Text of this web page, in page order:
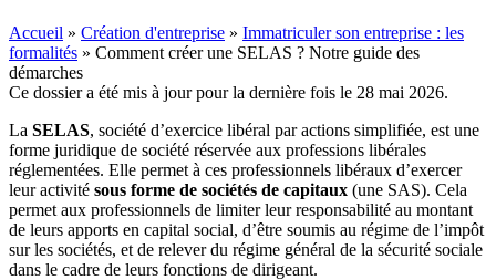
Accueil » Création d'entreprise » Immatriculer son entreprise : les
formalités » Comment créer une SELAS ? Notre guide des
démarches
Ce dossier a été mis à jour pour la dernière fois le 28 mai 2026.
La SELAS, société d’exercice libéral par actions simplifiée, est une
forme juridique de société réservée aux professions libérales
réglementées. Elle permet à ces professionnels libéraux d’exercer
leur activité sous forme de sociétés de capitaux (une SAS). Cela
permet aux professionnels de limiter leur responsabilité au montant
de leurs apports en capital social, d’être soumis au régime de l’impôt
sur les sociétés, et de relever du régime général de la sécurité sociale
dans le cadre de leurs fonctions de dirigeant.